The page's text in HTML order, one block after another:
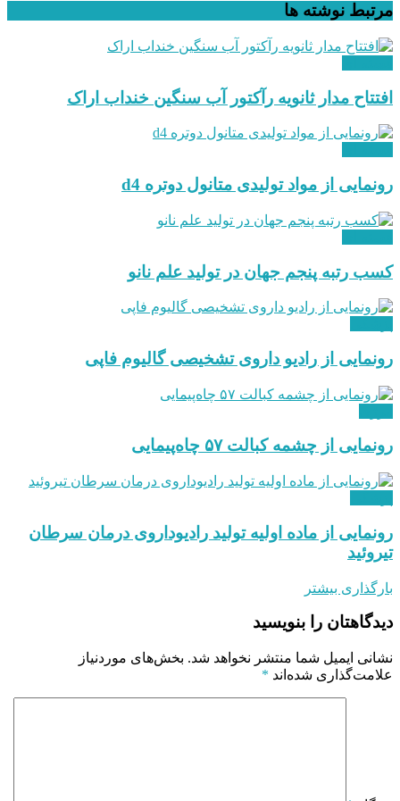
مرتبط نوشته ها
افتتاح مدار ثانویه رآکتور آب سنگین خنداب اراک
رونمایی از مواد تولیدی متانول دوتره d4
کسب رتبه پنجم جهان در تولید علم نانو
رونمایی از رادیو داروی تشخیصی گالیوم فاپی
رونمایی از چشمه کبالت ۵۷ چاه‌پیمایی
رونمایی از ماده اولیه تولید رادیوداروی درمان سرطان
تیروئید
بارگذاری بیشتر
دیدگاهتان را بنویسید
نشانی ایمیل شما منتشر نخواهد شد. بخش‌های موردنیاز
علامت‌گذاری شده‌اند *